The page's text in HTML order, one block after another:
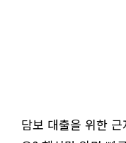
담보 대출을 위한